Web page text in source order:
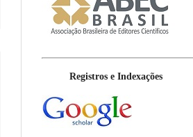
Registros e Indexações